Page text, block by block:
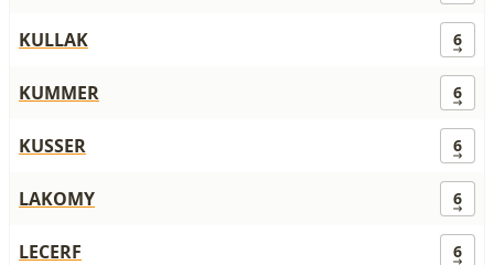
KULLAK 6
KUMMER 6
KUSSER 6
LAKOMY 6
LECERF 6